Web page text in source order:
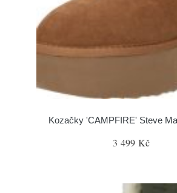
Kozačky 'CAMPFIRE' Steve
3 499 Kč